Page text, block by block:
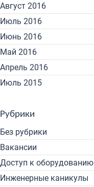
Август 2016
Июль 2016
Июнь 2016
Май 2016
Апрель 2016
Июль 2015
Рубрики
Без рубрики
Вакансии
Доступ к оборудованию
Инженерные каникулы